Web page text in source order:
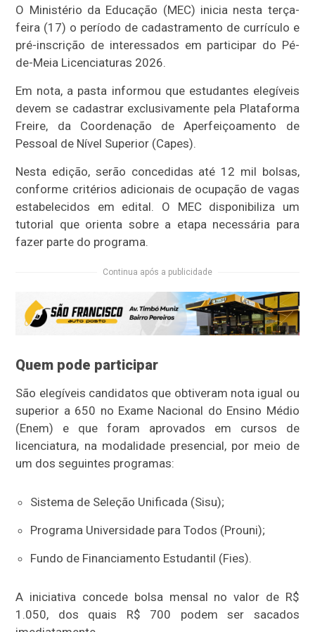
O Ministério da Educação (MEC) inicia nesta terça-
feira (17) o período de cadastramento de currículo e
pré-inscrição de interessados em participar do Pé-
de-Meia Licenciaturas 2026.
Em nota, a pasta informou que estudantes elegíveis
devem se cadastrar exclusivamente pela Plataforma
Freire, da Coordenação de Aperfeiçoamento de
Pessoal de Nível Superior (Capes).
Nesta edição, serão concedidas até 12 mil bolsas,
conforme critérios adicionais de ocupação de vagas
estabelecidos em edital. O MEC disponibiliza um
tutorial que orienta sobre a etapa necessária para
fazer parte do programa.
Continua após a publicidade
Quem pode participar
São elegíveis candidatos que obtiveram nota igual ou
superior a 650 no Exame Nacional do Ensino Médio
(Enem) e que foram aprovados em cursos de
licenciatura, na modalidade presencial, por meio de
um dos seguintes programas:
Sistema de Seleção Unificada (Sisu);
Programa Universidade para Todos (Prouni);
Fundo de Financiamento Estudantil (Fies).
A iniciativa concede bolsa mensal no valor de R$
1.050, dos quais R$ 700 podem ser sacados